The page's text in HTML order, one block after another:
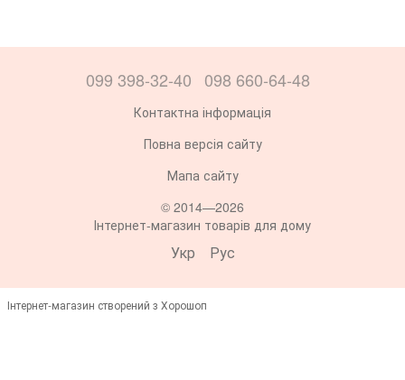
099 398-32-40 098 660-64-48
Контактна інформація
Повна версія сайту
Мапа сайту
© 2014—2026
Інтернет-магазин товарів для дому
Укр Рус
Інтернет-магазин створений з Хорошоп